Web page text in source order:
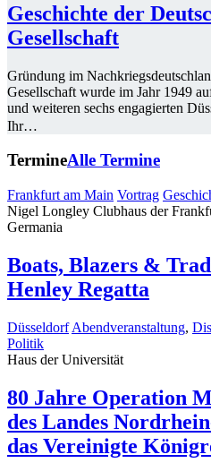
Geschichte der
Gesellschaft
Gründung im
Gesellschaft wurde im Jahr 1949
und weiteren sechs engagierten
Ihr…
TermineAlle Termine
Frankfurt am Main Vortrag
Nigel Longley Clubhaus der
Germania
Boats, Blazers &
Henley Regatta
Düsseldorf Abendveranstaltung,
Politik
Haus der Universität
80 Jahre Operation
des Landes
das Vereinigte